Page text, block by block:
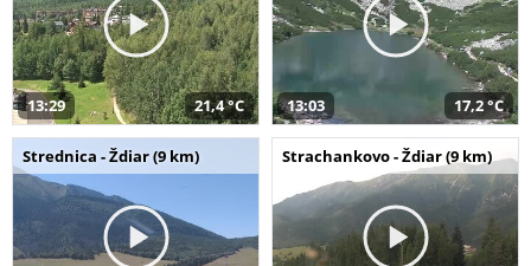
13:29 21,4 °C 13:03 17,2 °C
Strednica - Ždiar (9 km) Strachankovo - Ždiar (9 km)